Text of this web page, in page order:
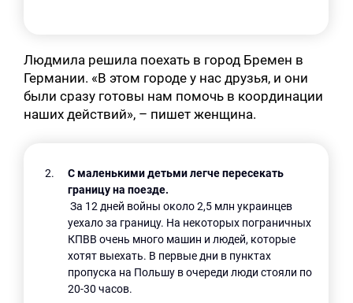
Людмила решила поехать в город Бремен в
Германии. «В этом городе у нас друзья, и они
были сразу готовы нам помочь в координации
наших действий», – пишет женщина.
С маленькими детьми легче пересекать
границу на поезде.
За 12 дней войны около 2,5 млн украинцев
уехало за границу. На некоторых пограничных
КПВВ очень много машин и людей, которые
хотят выехать. В первые дни в пунктах
пропуска на Польшу в очереди люди стояли по
20-30 часов.